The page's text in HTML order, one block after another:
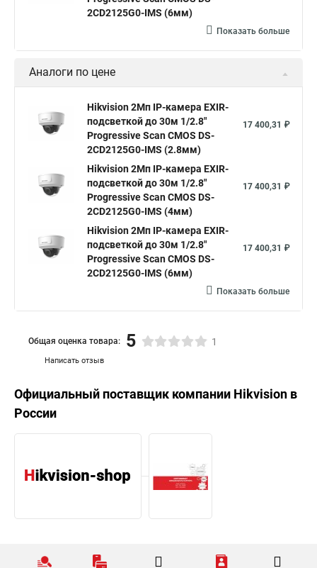
2CD2125G0-IMS (6мм)
Показать больше
Аналоги по цене
Hikvision 2Мп IP-камера EXIR-
подсветкой до 30м 1/2.8"
Progressive Scan CMOS DS-
2CD2125G0-IMS (2.8мм)
17 400,31 ₽
Hikvision 2Мп IP-камера EXIR-
подсветкой до 30м 1/2.8"
Progressive Scan CMOS DS-
2CD2125G0-IMS (4мм)
17 400,31 ₽
Hikvision 2Мп IP-камера EXIR-
подсветкой до 30м 1/2.8"
Progressive Scan CMOS DS-
2CD2125G0-IMS (6мм)
17 400,31 ₽
Показать больше
Написать отзыв
Общая оценка товара: 5 1
Официальный поставщик компании Hikvision в
России